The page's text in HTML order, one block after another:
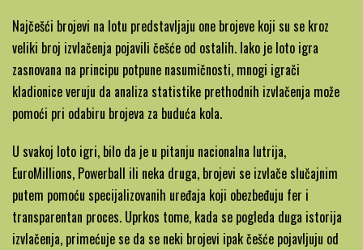
Najčešći brojevi na lotu predstavljaju one brojeve koji su se kroz
veliki broj izvlačenja pojavili češće od ostalih. Iako je loto igra
zasnovana na principu potpune nasumičnosti, mnogi igrači
kladionice veruju da analiza statistike prethodnih izvlačenja može
pomoći pri odabiru brojeva za buduća kola.
U svakoj loto igri, bilo da je u pitanju nacionalna lutrija,
EuroMillions, Powerball ili neka druga, brojevi se izvlače slučajnim
putem pomoću specijalizovanih uređaja koji obezbeđuju fer i
transparentan proces. Uprkos tome, kada se pogleda duga istorija
izvlačenja, primećuje se da se neki brojevi ipak češće pojavljuju od